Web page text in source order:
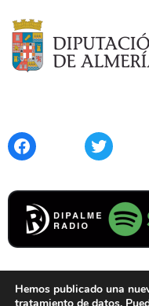
FacebookTwitter
Hemos publicado una